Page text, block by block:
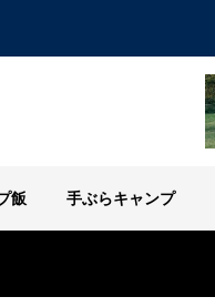
飯 手ぶらキャンプ